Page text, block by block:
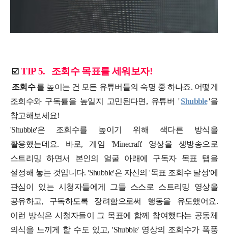
☑️ TIP 5. 조회수 목표를 세워보자!
조회수 를 높이는 건 모든 유튜버들의 숙명 중 하나죠. 어떻게
조회수와 구독률을 높일지 고민된다면, 유튜버 ' Shubble'을
참고해보세요!
'Shubble'은 조회수를 높이기 위해 색다른 방식을
활용했는데요. 바로, 게임 'Minecraft' 영상을 생방송으로
스트리밍 하면서 본인의 얼굴 아래에 구독자 목표 탭을
설정해 놓는 것입니다. 'Shubble'은 자신의 '목표 조회수 달성'에
관심이 있는 시청자들에게 그들 스스로 스트리밍 영상을
공유하고, 구독하도록 장려함으로써 행동을 유도했어요.
이런 방식은 시청자들이 그 목표에 함께 참여했다는 공동체
의식을 느끼게 할 수도 있고, 'Shubble' 영상의 조회수가 폭풍